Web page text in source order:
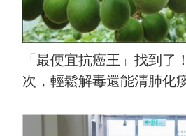
「最便宜抗癌王」找到了
次，輕鬆解毒還能清肺化